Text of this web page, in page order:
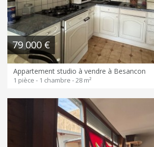
79 000 €
Appartement studio à vendre à Besancon
1 pièce - 1 chambre - 28 m²